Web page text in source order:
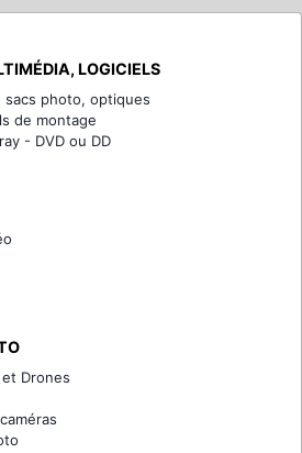
LOGICIELS
sacs photo, optiques
de montage
- DVD ou DD
Drones